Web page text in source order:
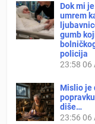
Dok mi
umrem
gumb
policija
23:58 06
Mislio je
diše…
23:56 06